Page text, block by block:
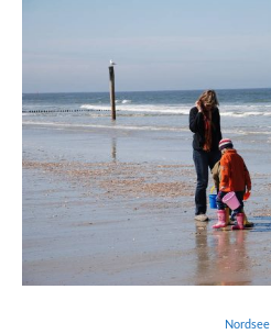
Nordsee